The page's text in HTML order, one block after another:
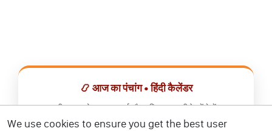
📿 आज का पंचांग • हिंदी कैलेंडर
सभी व्रत, त्योहार, शुभ मुहूर्त और राशिफल एक ही ऐप में देखें।
We use cookies to ensure you get the best user